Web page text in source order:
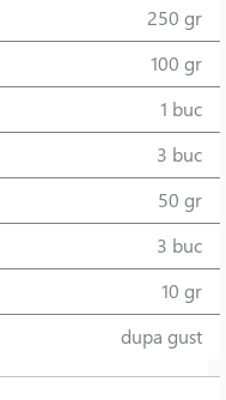
250 gr
100 gr
1 buc
3 buc
50 gr
3 buc
10 gr
dupa gust